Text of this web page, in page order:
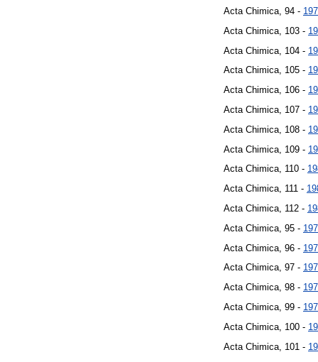
Acta Chimica, 94 -
Acta Chimica, 103 -
Acta Chimica, 104 -
Acta Chimica, 105 -
Acta Chimica, 106 -
Acta Chimica, 107 -
Acta Chimica, 108 -
Acta Chimica, 109 -
Acta Chimica, 110 -
Acta Chimica, 111 -
Acta Chimica, 112 -
Acta Chimica, 95 -
Acta Chimica, 96 -
Acta Chimica, 97 -
Acta Chimica, 98 -
Acta Chimica, 99 -
Acta Chimica, 100 -
Acta Chimica, 101 -